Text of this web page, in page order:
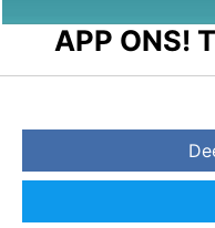
APP ONS!